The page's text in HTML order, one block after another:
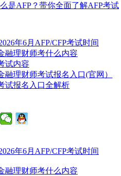
是AFP？带你全面了解AFP考试
年6月AFP/CFP考试时间
融理财师考什么内容
试内容
融理财师考试报名入口(官网）
试报名入口全解析
年6月AFP/CFP考试时间
融理财师考什么内容